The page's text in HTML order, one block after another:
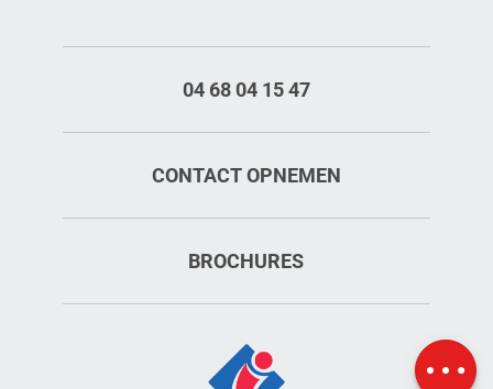
Kaart
04 68 04 15 47
CONTACT OPNEMEN
BROCHURES